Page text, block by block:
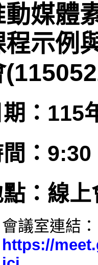
動媒體
程示例
期：115
間：
：線上
會議室連結：
https://